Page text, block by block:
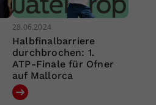
28.06.2024
Halbfinalbarriere
durchbrochen: 1.
ATP-Finale für Ofner
auf Mallorca